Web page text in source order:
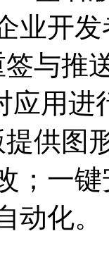
业开
与推
应用进
供图
；一
动化。